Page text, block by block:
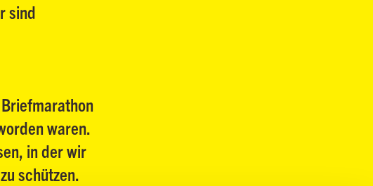
sind
waren.
in der wir
schützen.